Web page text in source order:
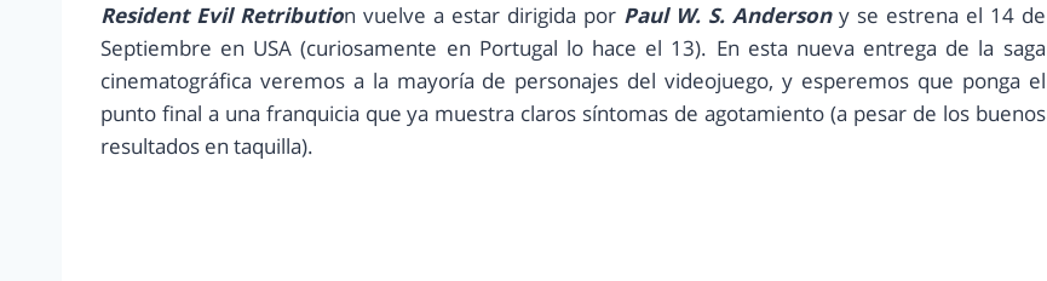
Resident Evil Retribution vuelve a estar dirigida por Paul W. S. Andersony se estrena el 14 de
Septiembre en USA (curiosamente en Portugal lo hace el 13). En esta nueva entrega de la saga
cinematográfica veremos a la mayoría de personajes del videojuego, y esperemos que ponga el
punto final a una franquicia que ya muestra claros síntomas de agotamiento (a pesar de los buenos
resultados en taquilla).